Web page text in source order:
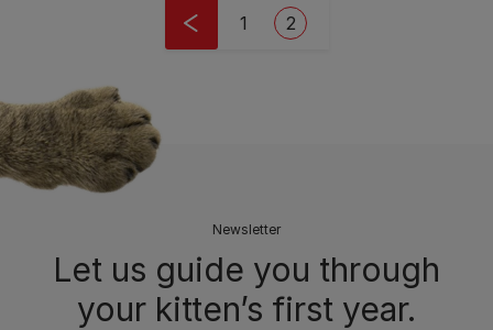
Seite
1 Current page
2
Newsletter
Let us guide you through
your kitten’s first year.